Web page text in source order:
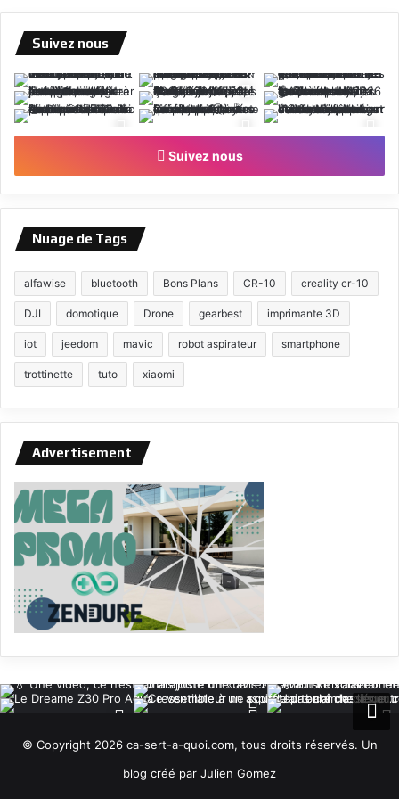
Suivez nous
Suivez nous
Nuage de Tags
alfawise bluetooth Bons Plans CR-10 creality cr-10
DJI domotique Drone gearbest imprimante 3D
iot jeedom mavic robot aspirateur smartphone
trottinette tuto xiaomi
Advertisement
© Copyright 2026 ca-sert-a-quoi.com, tous droits réservés. Un
blog créé par Julien Gomez